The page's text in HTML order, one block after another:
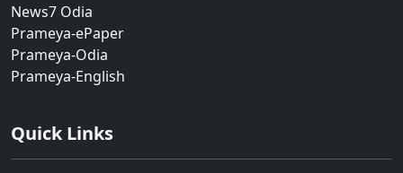
News7 Odia
Prameya-ePaper
Prameya-Odia
Prameya-English
Quick Links